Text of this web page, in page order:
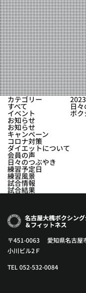
フ
YOUTUBE
カテゴリー
すべて
イベント
お知らせ
お知らせ
キャンペーン
コロナ対策
ダイエットについて
会員の声
日々のつぶやき
練習予定日
練習風景
試合情報
試合結果
日
ボ
〒451-0063 愛知県名古屋
小川ビル2Ｆ
TEL 052-532-0084